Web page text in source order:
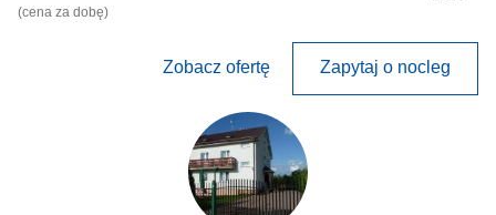
(cena za dobę)
Zobacz ofertę Zapytaj o nocleg